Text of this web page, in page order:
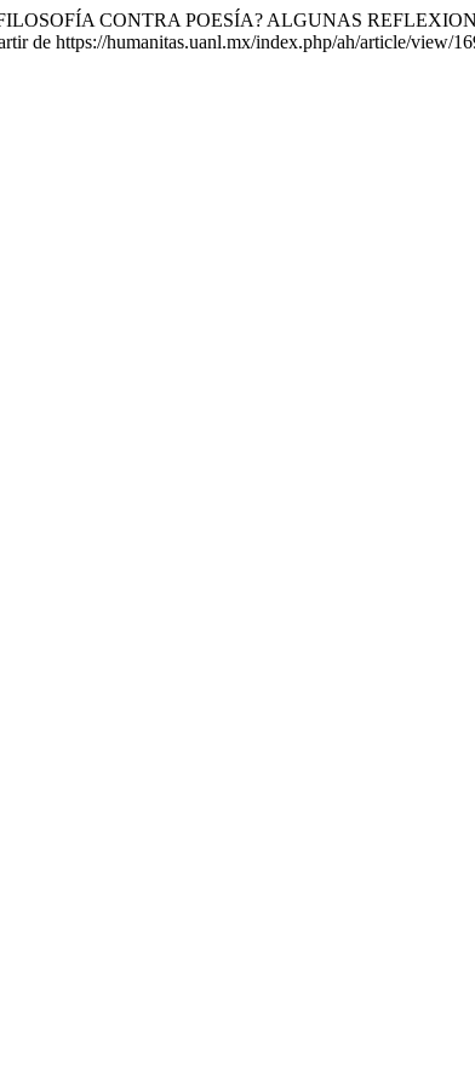
CONTRA POESÍA? ALGUNAS
de https://humanitas.uanl.mx/index.php/ah/article/view/